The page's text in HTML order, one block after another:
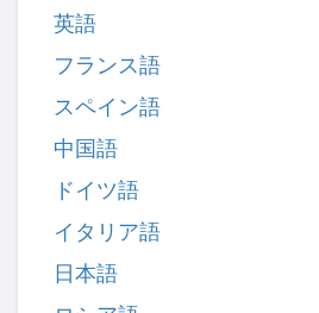
英語
フランス語
スペイン語
中国語
ドイツ語
イタリア語
日本語